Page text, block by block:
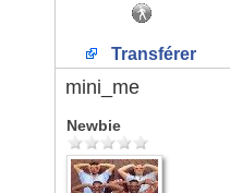
Transférer
mini_me
Newbie